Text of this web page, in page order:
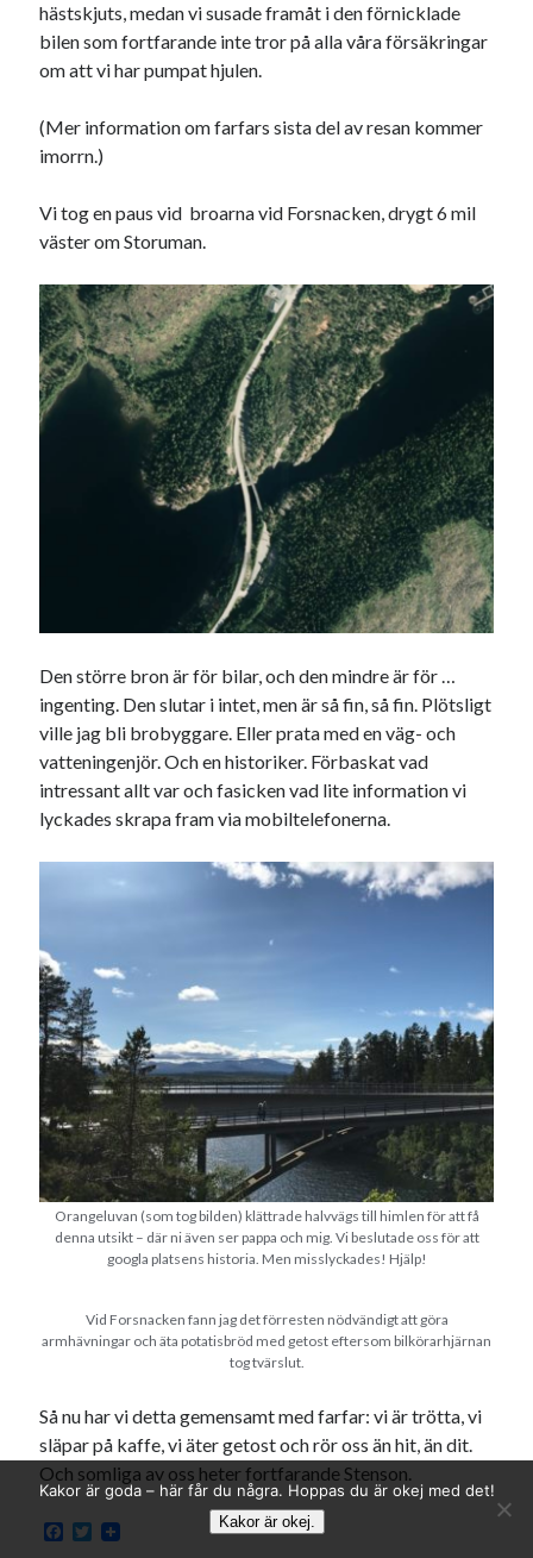
hästskjuts, medan vi susade framåt i den förnicklade
bilen som fortfarande inte tror på alla våra försäkringar
om att vi har pumpat hjulen.
(Mer information om farfars sista del av resan kommer
imorrn.)
Vi tog en paus vid broarna vid Forsnacken, drygt 6 mil
väster om Storuman.
Den större bron är för bilar, och den mindre är för …
ingenting. Den slutar i intet, men är så fin, så fin. Plötsligt
ville jag bli brobyggare. Eller prata med en väg- och
vatteningenjör. Och en historiker. Förbaskat vad
intressant allt var och fasicken vad lite information vi
lyckades skrapa fram via mobiltelefonerna.
Orangeluvan (som tog bilden) klättrade halvvägs till himlen för att få
denna utsikt – där ni även ser pappa och mig. Vi beslutade oss för att
googla platsens historia. Men misslyckades! Hjälp!
Vid Forsnacken fann jag det förresten nödvändigt att göra
armhävningar och äta potatisbröd med getost eftersom bilkörarhjärnan
tog tvärslut.
Så nu har vi detta gemensamt med farfar: vi är trötta, vi
släpar på kaffe, vi äter getost och rör oss än hit, än dit.
Och somliga av oss heter fortfarande Stenson.
F
T
Kakor är goda – här får du några. Hoppas du är okej med det!
Kakor är okej.